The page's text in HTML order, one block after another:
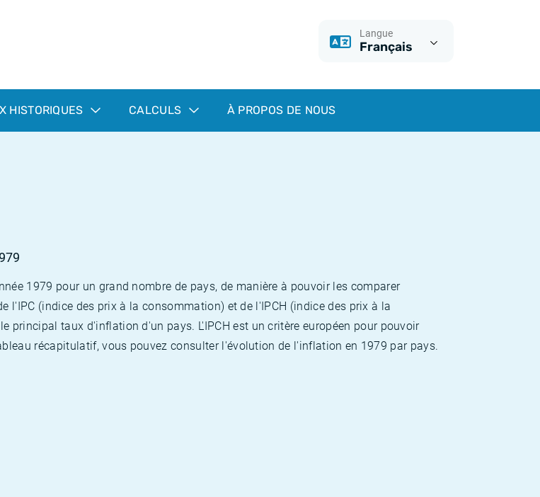
Langue
Français
HISTORIQUES CALCULS À PROPOS DE NOUS
1979 pour un grand nombre de pays, de manière à pouvoir les comparer
(indice des prix à la consommation) et de l'IPCH (indice des prix à la
principal taux d'inflation d'un pays. L'IPCH est un critère européen pour pouvoir
récapitulatif, vous pouvez consulter l'évolution de l'inflation en 1979 par pays.